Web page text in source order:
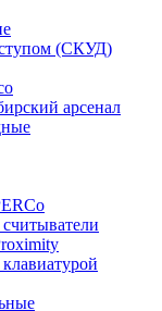
(СКУД)
арсенал